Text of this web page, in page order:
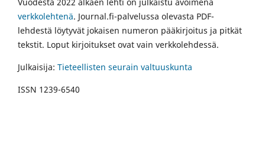
verkkolehtenä. Journal.fi-palvelussa olevasta PDF-
lehdestä löytyvät jokaisen numeron pääkirjoitus ja pitkät
tekstit. Loput kirjoitukset ovat vain verkkolehdessä.
Julkaisija: Tieteellisten seurain valtuuskunta
ISSN 1239-6540